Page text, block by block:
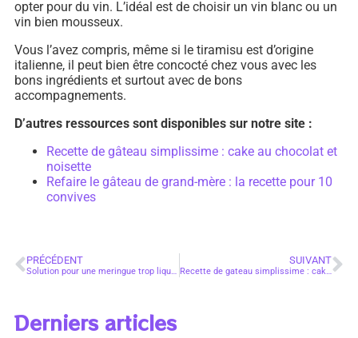
opter pour du vin. L’idéal est de choisir un vin blanc ou un
vin bien mousseux.
Vous l’avez compris, même si le tiramisu est d’origine
italienne, il peut bien être concocté chez vous avec les
bons ingrédients et surtout avec de bons
accompagnements.
D’autres ressources sont disponibles sur notre site :
Recette de gâteau simplissime : cake au chocolat et
noisette
Refaire le gâteau de grand-mère : la recette pour 10
convives
PRÉCÉDENT
Solution pour une meringue trop liquide.
SUIVANT
Recette de gateau simplissime : cake au chocolat et noisette
Derniers articles